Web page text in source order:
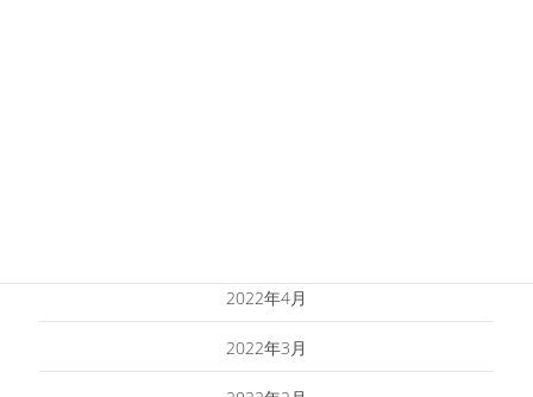
2022年4月
2022年3月